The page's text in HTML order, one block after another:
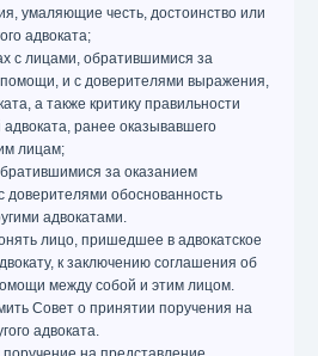
умаляющие честь, достоинство или
адвоката;
с лицами, обратившимися за
и с доверителями выражения,
а также критику правильности
адвоката, ранее оказывавшего
лицам;
за оказанием
обоснованность
адвокатами.
лицо, пришедшее в адвокатское
к заключению соглашения об
между собой и этим лицом.
Совет о принятии поручения на
адвоката.